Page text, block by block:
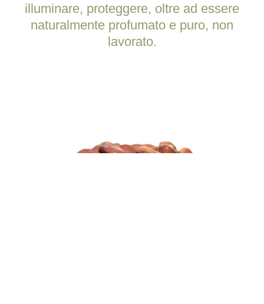
illuminare, proteggere, oltre ad essere
naturalmente profumato e puro, non
lavorato.